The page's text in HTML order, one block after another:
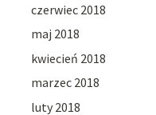
czerwiec 2018
maj 2018
kwiecień 2018
marzec 2018
luty 2018